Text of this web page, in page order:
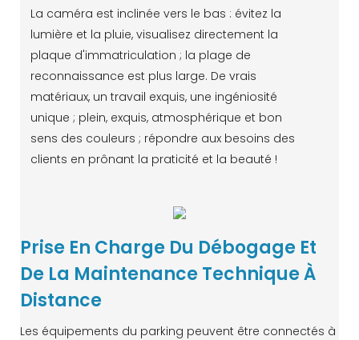
La caméra est inclinée vers le bas : évitez la
lumière et la pluie, visualisez directement la
plaque d'immatriculation ; la plage de
reconnaissance est plus large. De vrais
matériaux, un travail exquis, une ingéniosité
unique ; plein, exquis, atmosphérique et bon
sens des couleurs ; répondre aux besoins des
clients en prônant la praticité et la beauté !
Prise En Charge Du Débogage Et
De La Maintenance Technique À
Distance
Les équipements du parking peuvent être connectés à